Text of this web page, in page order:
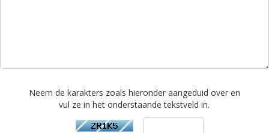
Neem de karakters zoals hieronder aangeduid over en
vul ze in het onderstaande tekstveld in.